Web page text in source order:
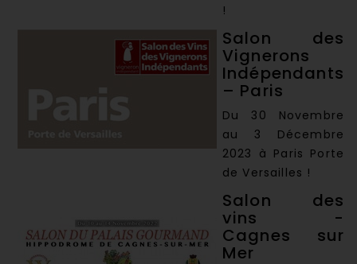
!
Salon des
Vignerons
Indépendants
– Paris
Du 30 Novembre
au 3 Décembre
2023 à Paris Porte
de Versailles !
Salon des
vins -
Cagnes sur
Mer